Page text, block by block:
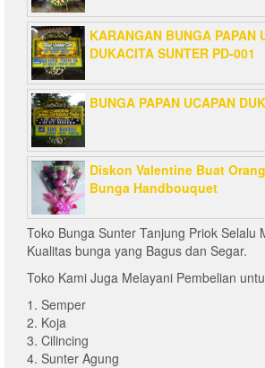
KARANGAN BUNGA PAPAN
DUKACITA SUNTER PD-001
BUNGA PAPAN UCAPAN
Diskon Valentine Buat
Bunga Handbouquet
Toko Bunga Sunter Tanjung Priok Selalu
Kualitas bunga yang Bagus dan Segar.
Toko Kami Juga Melayani Pembelian
1. Semper
2. Koja
3. Cilincing
4. Sunter Agung